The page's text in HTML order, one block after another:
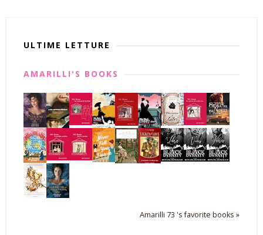
ULTIME LETTURE
AMARILLI'S BOOKS
Amarilli 73 's favorite books »